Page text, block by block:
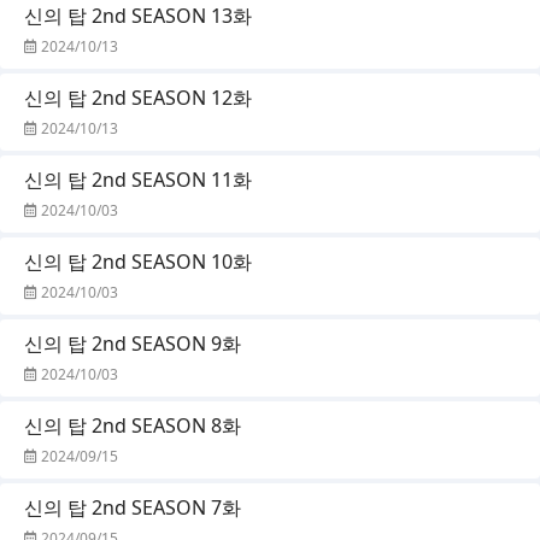
신의 탑 2nd SEASON 13화
2024/10/13
신의 탑 2nd SEASON 12화
2024/10/13
신의 탑 2nd SEASON 11화
2024/10/03
신의 탑 2nd SEASON 10화
2024/10/03
신의 탑 2nd SEASON 9화
2024/10/03
신의 탑 2nd SEASON 8화
2024/09/15
신의 탑 2nd SEASON 7화